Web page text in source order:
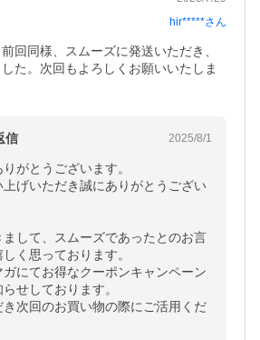
hir*****さん
回同様、スムーズに発送いただき、
た。次回もよろしくお願いいたしま
信 2025/8/1
がとうございます。
上げいただき誠にありがとうござい
して、スムーズであったとのお言
く思っております。
にてお得なクーポンキャンペーン
せしております。
次回のお買い物の際にご活用くだ